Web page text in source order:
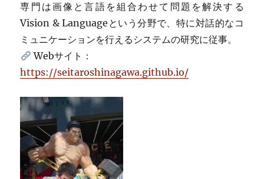
専門は画像と言語を組合わせて問題を解決する
Vision & Languageという分野で、特に対話的なコ
ミュニケーションを行えるシステムの研究に従事。
Webサイト：
https://seitaroshinagawa.github.io/